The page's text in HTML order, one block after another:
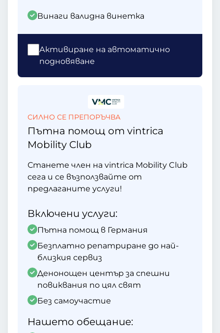
Винаги валидна винетка
Активиране на автоматично
подновяване
СИЛНО СЕ ПРЕПОРЪЧВА
Пътна помощ от vintrica
Mobility Club
Станете член на vintrica Mobility Club
сега и се възползвайте от
предлаганите услуги!
Включени услуги:
Пътна помощ в Германия
Безплатно репатриране до най-
близкия сервиз
Денонощен център за спешни
повиквания по цял свят
Без самоучастие
Нашето обещание: